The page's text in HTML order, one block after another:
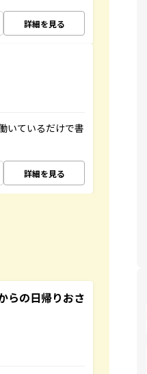
詳細を見る
いているだけで書
詳細を見る
らの日帰りおさ